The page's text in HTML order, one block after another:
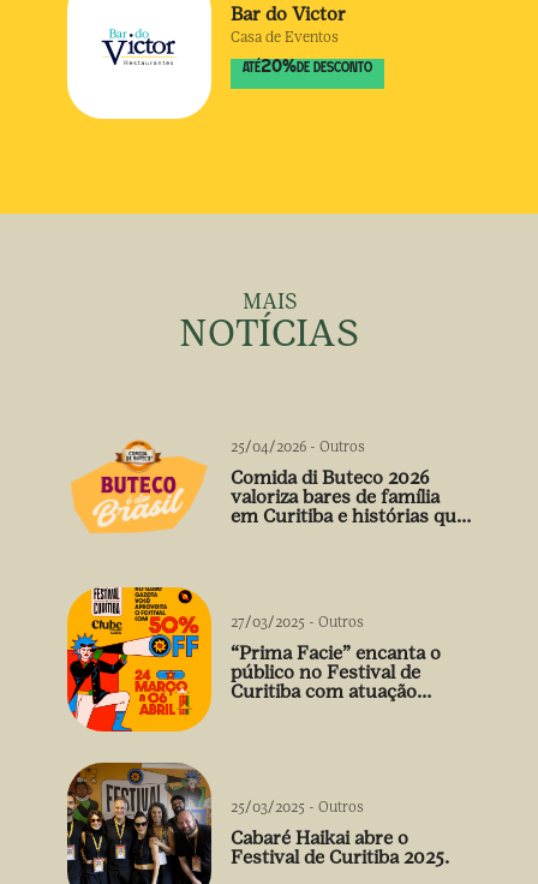
Bar do Victor
Casa de Eventos
ATÉ20% DE DESCONTO
MAIS
NOTÍCIAS
25/04/2026 - Outros
Comida di Buteco 2026
valoriza bares de família
em Curitiba e histórias que
27/03/2025 - Outros
“Prima Facie” encanta o
público no Festival de
Curitiba com atuação
25/03/2025 - Outros
Cabaré Haikai abre o
Festival de Curitiba 2025.